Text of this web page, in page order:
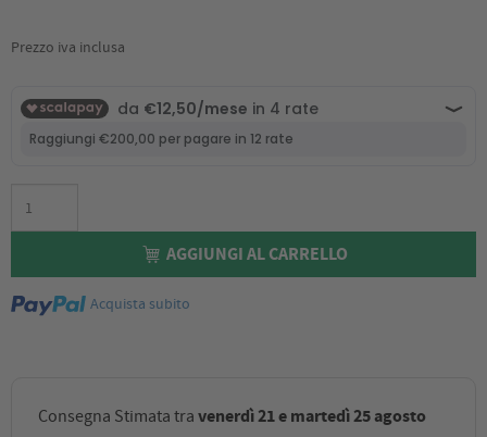
Prezzo iva inclusa
AGGIUNGI AL CARRELLO
Acquista subito
Consegna Stimata tra venerdì 21 e martedì 25 agosto